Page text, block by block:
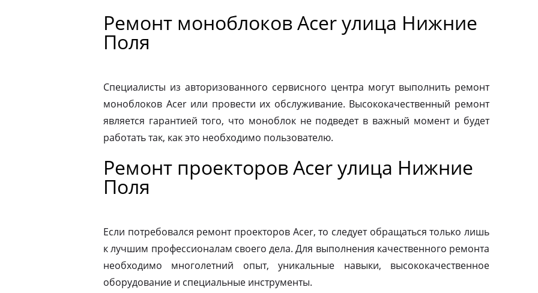
Ремонт моноблоков Acer улица Нижние
Поля
Специалисты из авторизованного сервисного центра могут выполнить ремонт
моноблоков Acer или провести их обслуживание. Высококачественный ремонт
является гарантией того, что моноблок не подведет в важный момент и будет
работать так, как это необходимо пользователю.
Ремонт проекторов Acer улица Нижние
Поля
Если потребовался ремонт проекторов Acer, то следует обращаться только лишь
к лучшим профессионалам своего дела. Для выполнения качественного ремонта
необходимо многолетний опыт, уникальные навыки, высококачественное
оборудование и специальные инструменты.